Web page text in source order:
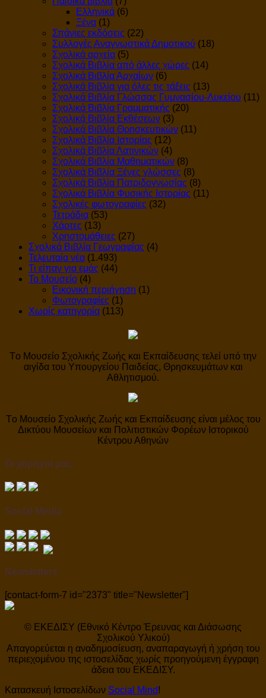
Ελληνικά (6)
Ξένα (1)
Σπάνιες εκδόσεις (22)
Συλλογές Αναγνωστικά Δημοτικού (18)
Σχολικά αρχεία (5)
Σχολικά Βιβλία από άλλες χώρες (14)
Σχολικά Βιβλία Αρχαίων (6)
Σχολικά Βιβλία για όλες τις τάξεις (13)
Σχολικά Βιβλία Γλώσσας Γυμνασίου-Λυκείου (11)
Σχολικά Βιβλία Γραμματικής (20)
Σχολικά Βιβλία Εκθέσεων (3)
Σχολικά Βιβλία Θρησκευτικών (11)
Σχολικά Βιβλία Ιστορίας (12)
Σχολικά Βιβλία Λατινικών (4)
Σχολικά Βιβλία Μαθηματικών (8)
Σχολικά Βιβλία Ξένες γλώσσες (8)
Σχολικά Βιβλία Πατριδογνωσίας (8)
Σχολικά Βιβλία Φυσικής Ιστορίας (11)
Σχολικές φωτογραφίες (32)
Τετράδια (53)
Χάρτες (13)
Χρηστομάθειες (27)
Σχολικά Βιβλία Γεωγραφίας (4)
Τελευταία νέα (1.493)
Τι είπαν για εμάς (44)
Το Μουσείο (4)
Εικονική περιήγηση (1)
Φωτογραφίες (1)
Χωρίς κατηγορία (113)
Tο Μουσείο Σχολικής Ζωής και Εκπαίδευσης τελεί υπό την
αιγίδα του Υπουργείου Παιδείας, Θρησκευμάτων και
Αθλητισμού.
Tο Μουσείο Σχολικής Ζωής και Εκπαίδευσης είναι μέλος του
Δικτύου Μουσείων και Πολιτιστικών Φορέων Ιστορικού
Κέντρου Αθηνών
Οι χορηγοί μας
Social Media
Newsletters
[contact-form-7 id="2373" title="Newsletter"]
© ΕΚΕΔΙΣΥ (Εθνικό Κέντρο Έρευνας και Διάσωσης
Σχολικού Υλικού)
Απαγορεύεται η αναδημοσίευση, αναπαραγωγή ή χρήση του
περιεχομένου της ιστοσελίδας χωρίς προηγούμενη έγγραφη
άδεια του ΕΚΕΔΙΣΥ.
Κατασκευή Ιστοσελίδων Social Mind!